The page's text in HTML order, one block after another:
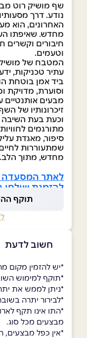
שף מושיק רוט
נודע. דרך
האחרונים, הוא
מחדש. שאיפתו
חיבורים וקשרים
וטעמים.
המטבח של מושיק
עתיר טכניקות, ידע
ביד אמן בוטחת
וסוערת, מדויקת
מבעים אותנטיים
זיכרונותיו של
וכעת בעת השיבה
מתורגמים
סיפור, מאגדת
שמתעוררות
מחדש, מתוך הלב.
לאתר המסעדה
להזמנת שולחן
תוקף ההטבה
חשוב לדעת
*יש להזמין מקום
*תוקף למימוש השובר- 5
*ניתן לממש את
*לבירור יתרה
*התו אינו תקף
מבצעים מכל סוג.
*אין כפל מבצעים,